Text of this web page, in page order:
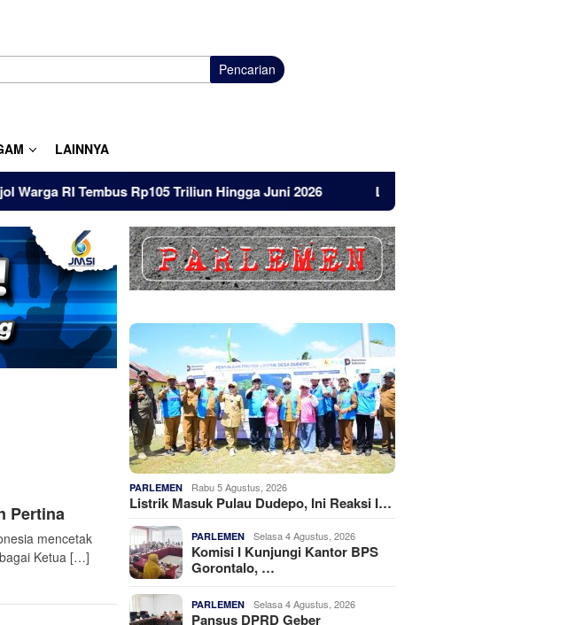
Pencarian
LAINNYA
RI Tembus Rp105 Triliun Hingga Juni 2026 Listrik Masuk Pulau Dudepo, Ini Reaksi
Pertina
mencetak
Ketua […]
PARLEMEN Rabu 5 Agustus, 2026
Listrik Masuk Pulau Dudepo, Ini Reaksi I…
PARLEMEN Selasa 4 Agustus, 2026
Komisi I Kunjungi Kantor BPS
Gorontalo, …
PARLEMEN Selasa 4 Agustus, 2026
Pansus DPRD Geber